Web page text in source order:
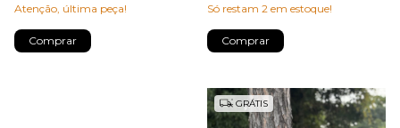
Atenção, última peça!
Comprar
Só restam 2 em estoque!
Comprar
GRÁTIS